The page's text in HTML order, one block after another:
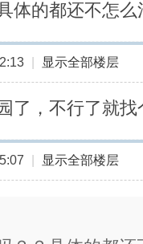
体的都还不怎么
显示全部楼层
了，不行了就
显示全部楼层